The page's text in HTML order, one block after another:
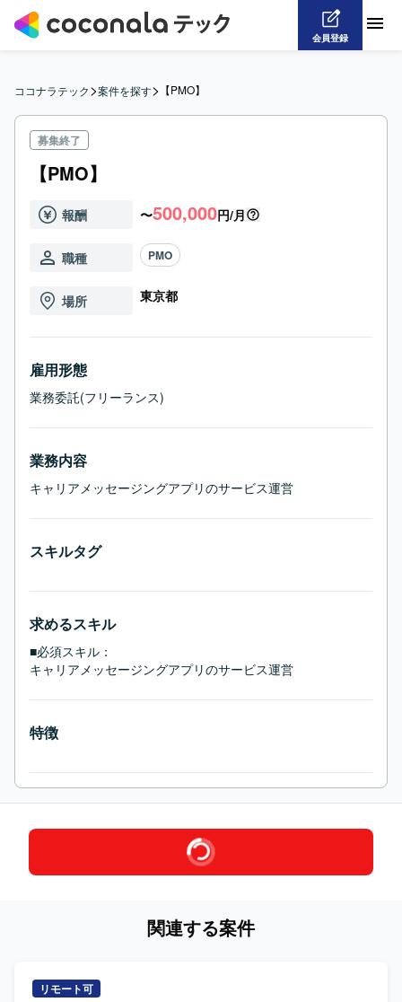
会員登録
ココナラテック>案件を探す> 【PMO】
募集終了
【PMO】
報酬 〜500,000円/月
職種 PMO
場所 東京都
雇用形態
業務委託(フリーランス)
業務内容
キャリアメッセージングアプリのサービス運営
スキルタグ
求めるスキル
■必須スキル：
キャリアメッセージングアプリのサービス運営
特徴
関連する案件
リモート可